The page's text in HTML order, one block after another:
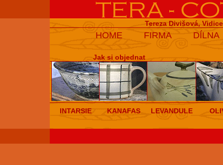
Tereza Divišová,
HOME FIRMA DÍLNA
Jak si objednat
INTARSIE KANAFAS LEVANDULE